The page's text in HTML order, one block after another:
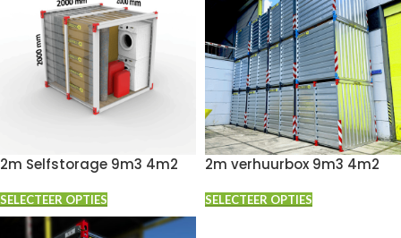
2m Selfstorage 9m3 4m2
SELECTEER OPTIES
2m verhuurbox 9m3 4m2
SELECTEER OPTIES